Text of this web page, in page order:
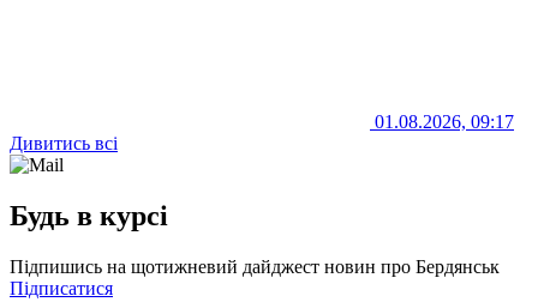
01.08.2026, 09:17
Дивитись всі
Будь в курсі
Підпишись на щотижневий дайджест новин про Бердянськ
Підписатися